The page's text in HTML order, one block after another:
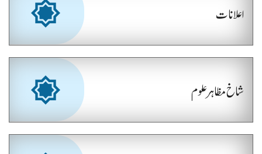
اعلانات
شاخ مظاہر علوم